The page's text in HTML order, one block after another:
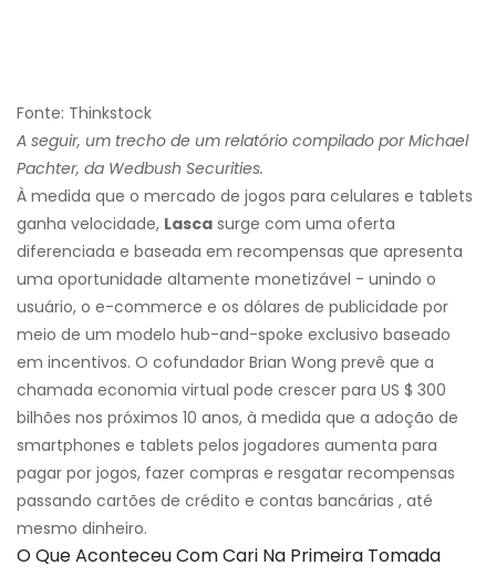
Fonte: Thinkstock
A seguir, um trecho de um relatório compilado por Michael
Pachter, da Wedbush Securities.
À medida que o mercado de jogos para celulares e tablets
ganha velocidade, Lasca surge com uma oferta
diferenciada e baseada em recompensas que apresenta
uma oportunidade altamente monetizável - unindo o
usuário, o e-commerce e os dólares de publicidade por
meio de um modelo hub-and-spoke exclusivo baseado
em incentivos. O cofundador Brian Wong prevê que a
chamada economia virtual pode crescer para US $ 300
bilhões nos próximos 10 anos, à medida que a adoção de
smartphones e tablets pelos jogadores aumenta para
pagar por jogos, fazer compras e resgatar recompensas
passando cartões de crédito e contas bancárias , até
mesmo dinheiro.
O Que Aconteceu Com Cari Na Primeira Tomada